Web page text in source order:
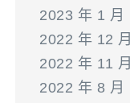
2023 年 1 月
2022 年 12 月
2022 年 11 月
2022 年 8 月